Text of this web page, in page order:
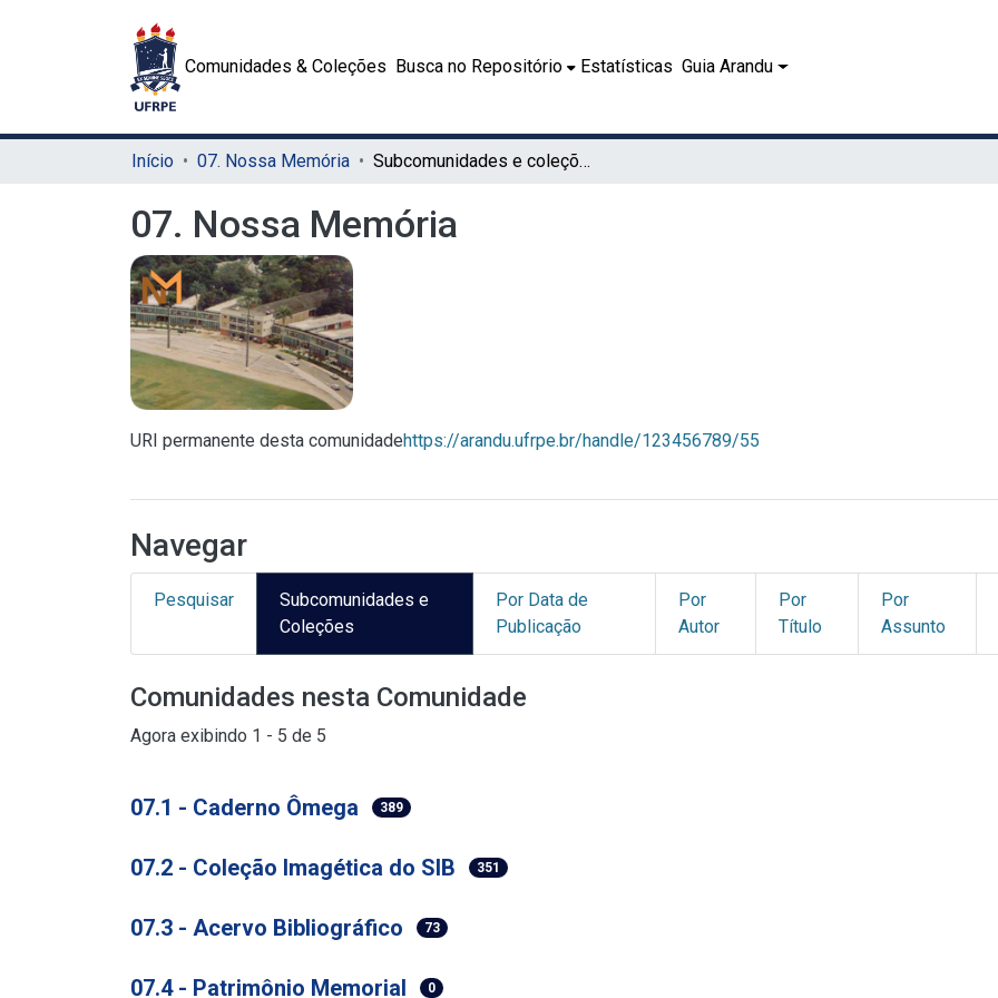
Comunidades & Coleções Busca no Repositório Estatísticas Guia Arandu
Início 07. Nossa Memória Subcomunidades e coleções
07. Nossa Memória
URI permanente desta comunidadehttps://arandu.ufrpe.br/handle/123456789/55
Navegar
Pesquisar
Subcomunidades e
Coleções
Por Data de
Publicação
Por
Autor
Por
Título
Por
Assunto
Comunidades nesta Comunidade
Agora exibindo 1 - 5 de 5
07.1 - Caderno Ômega 389
07.2 - Coleção Imagética do SIB 351
07.3 - Acervo Bibliográfico 73
07.4 - Patrimônio Memorial 0